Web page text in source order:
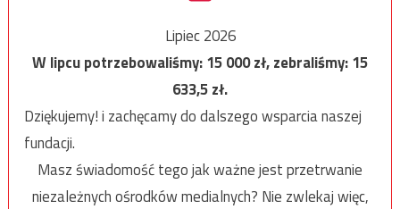
Lipiec 2026
W lipcu potrzebowaliśmy:15 000zł, zebraliśmy:15
633,5zł.
Dziękujemy! i zachęcamy do dalszego wsparcia naszej
fundacji.
Masz świadomość tego jak ważne jest przetrwanie
niezależnych ośrodków medialnych? Nie zwlekaj więc,